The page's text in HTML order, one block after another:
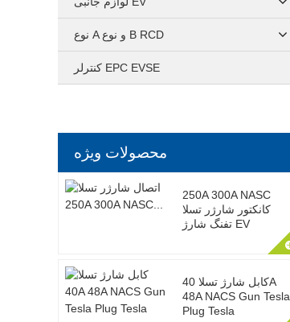
نوع A و نوع B RCD
کنترلر EPC EVSE
محصولات ویژه
250A 300A NASC
کانکتور شارژر تسلا
تفنگ شارژ EV
کابل شارژ تسلا 40A
48A NACS Gun Tesla
Plug Tesla